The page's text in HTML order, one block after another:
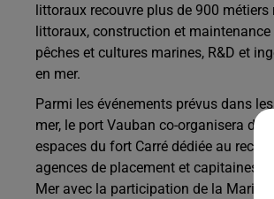
littoraux recouvre plus de 900
littoraux, construction et
pêches et cultures marines, R&D et
en mer.
Parmi les événements prévus dans
mer, le port Vauban co-organisera
espaces du fort Carré dédiée au
agences de placement et capitaines.
Mer avec la participation de la